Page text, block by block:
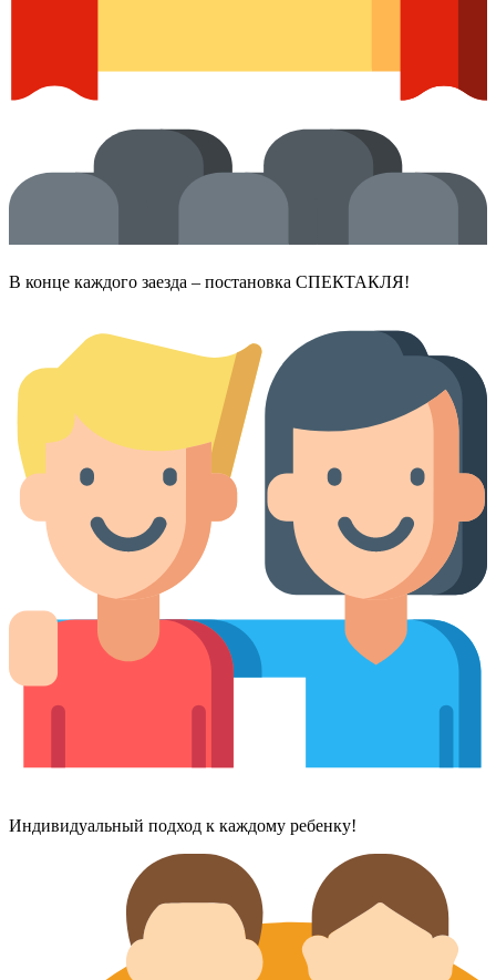
В конце каждого заезда – постановка СПЕКТАКЛЯ!
Индивидуальный подход к каждому ребенку!